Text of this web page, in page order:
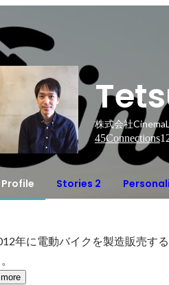
株式会社
45Connections
Profile Stories 2
年に電動バイクを製造販売す